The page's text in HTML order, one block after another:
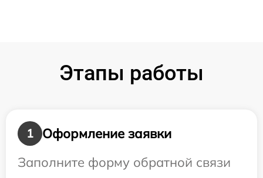
Этапы работы
1
Оформление заявки
Заполните форму обратной связи